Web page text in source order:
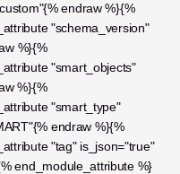
endraw %}{%
"schema_version"
%}{%
"smart_objects"
%}{%
"smart_type"
endraw %}{%
"tag" is_json="true"
end_module_attribute %}